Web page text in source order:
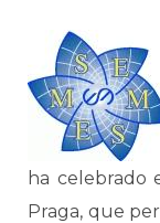
ha celebrado
Praga, que